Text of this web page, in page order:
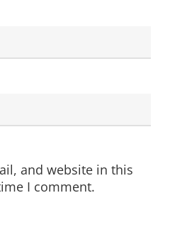
and website in this
I comment.